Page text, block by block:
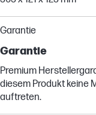
Garantie
Garantie
Premium
diesem Produkt keine
auftreten.